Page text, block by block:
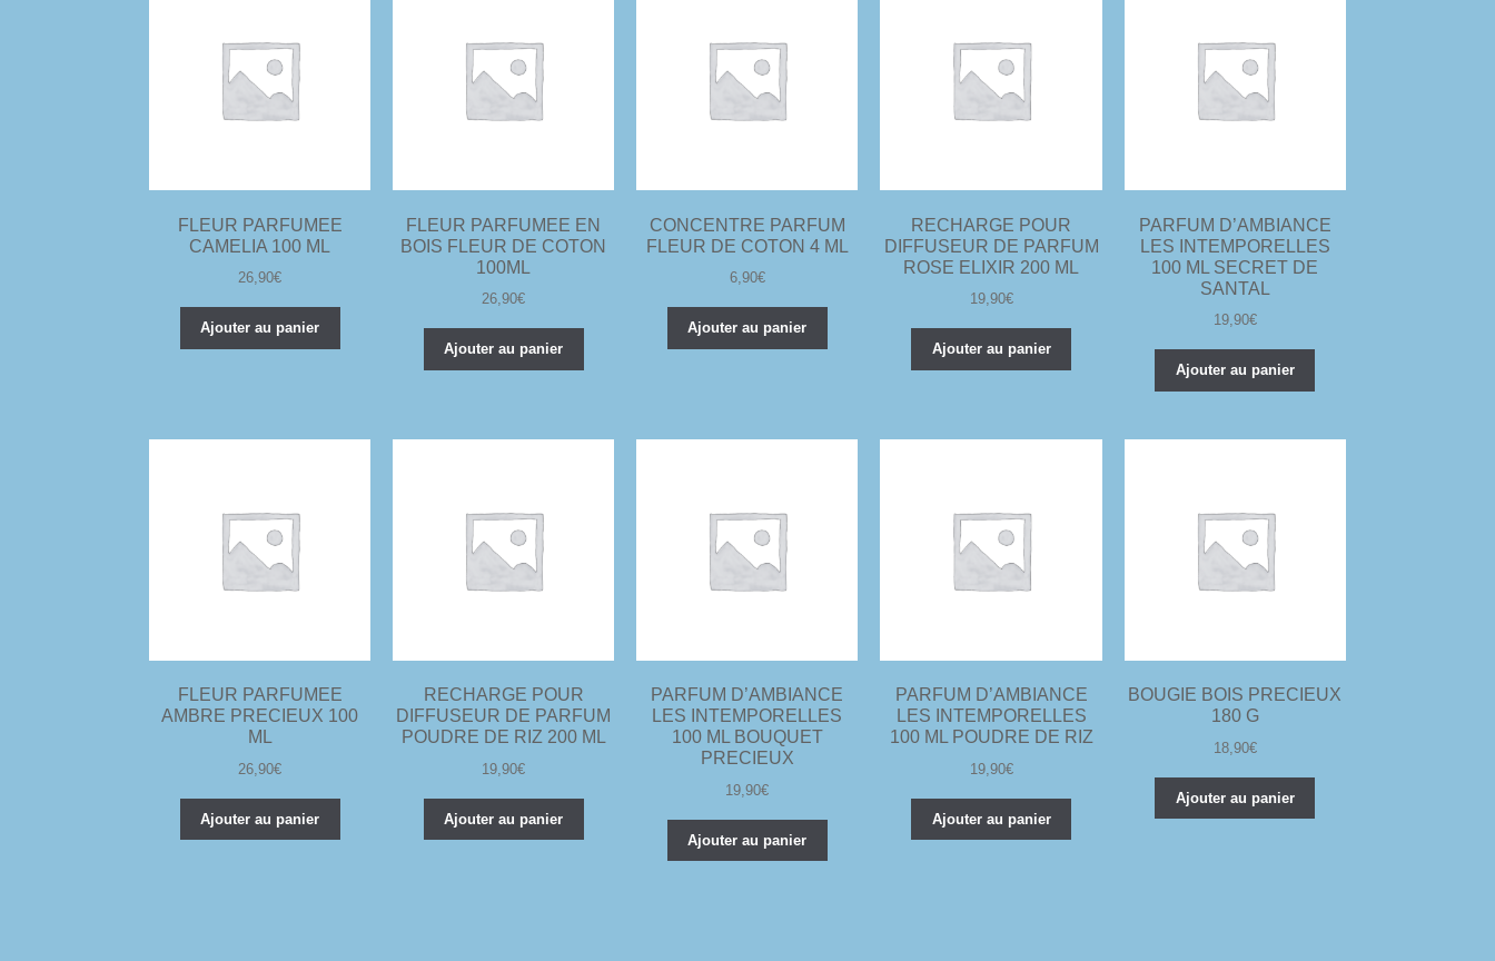
FLEUR PARFUMEE
CAMELIA 100 ML
26,90€
Ajouter au panier
FLEUR PARFUMEE EN
BOIS FLEUR DE COTON
100ML
26,90€
Ajouter au panier
CONCENTRE PARFUM
FLEUR DE COTON 4 ML
6,90€
Ajouter au panier
RECHARGE POUR
DIFFUSEUR DE PARFUM
ROSE ELIXIR 200 ML
19,90€
Ajouter au panier
PARFUM D’AMBIANCE
LES INTEMPORELLES
100 ML SECRET DE
SANTAL
19,90€
Ajouter au panier
FLEUR PARFUMEE
AMBRE PRECIEUX 100
ML
26,90€
Ajouter au panier
RECHARGE POUR
DIFFUSEUR DE PARFUM
POUDRE DE RIZ 200 ML
19,90€
Ajouter au panier
PARFUM D’AMBIANCE
LES INTEMPORELLES
100 ML BOUQUET
PRECIEUX
19,90€
Ajouter au panier
PARFUM D’AMBIANCE
LES INTEMPORELLES
100 ML POUDRE DE RIZ
19,90€
Ajouter au panier
BOUGIE BOIS PRECIEUX
180 G
18,90€
Ajouter au panier